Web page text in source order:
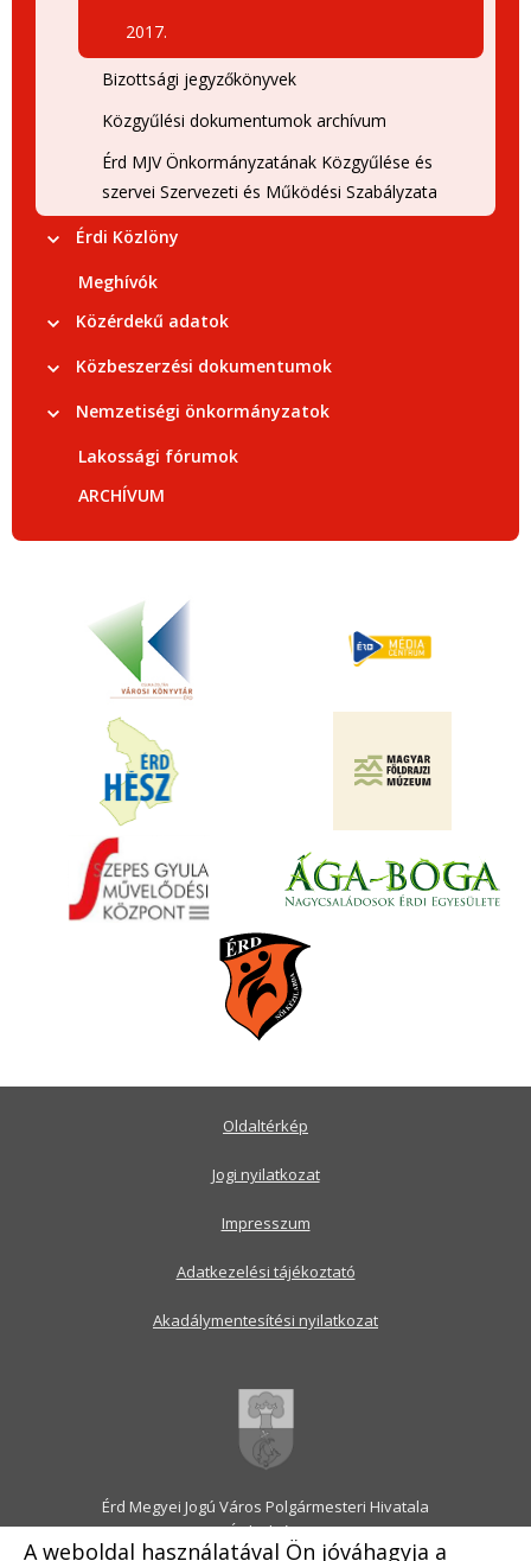
A weboldal használatával Ön jóváhagyja a
2017.
Bizottsági jegyzőkönyvek
Közgyűlési dokumentumok archívum
Érd MJV Önkormányzatának Közgyűlése és
szervei Szervezeti és Működési Szabályzata
Érdi Közlöny
Meghívók
Közérdekű adatok
Közbeszerzési dokumentumok
Nemzetiségi önkormányzatok
Lakossági fórumok
ARCHÍVUM
Érd Megyei Jogú Város Polgármesteri Hivatala
2030 Érd, Alsó utca 1.
Levélcím: 2031 Érd, Pf.: 31
Oldaltérkép
Jogi nyilatkozat
Impresszum
Adatkezelési tájékoztató
Akadálymentesítési nyilatkozat